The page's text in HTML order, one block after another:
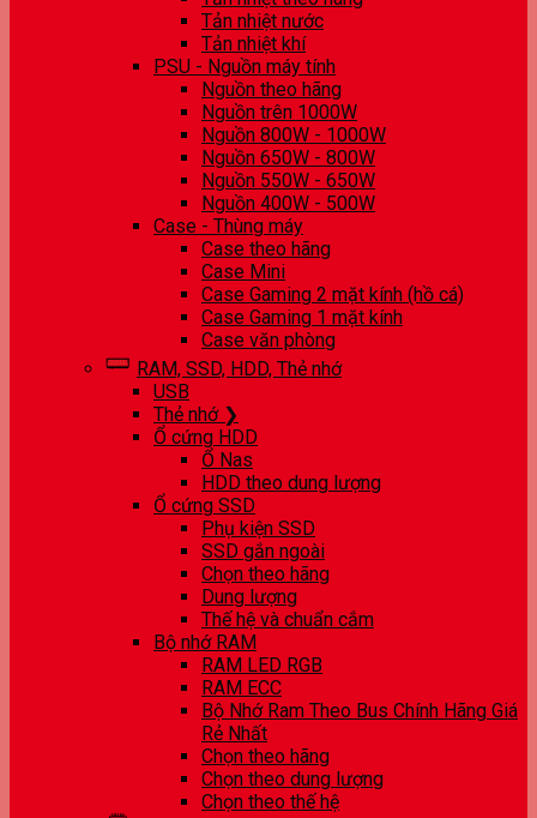
Tản nhiệt nước
Tản nhiệt khí
PSU - Nguồn máy tính
Nguồn theo hãng
Nguồn trên 1000W
Nguồn 800W - 1000W
Nguồn 650W - 800W
Nguồn 550W - 650W
Nguồn 400W - 500W
Case - Thùng máy
Case theo hãng
Case Mini
Case Gaming 2 mặt kính (hồ cá)
Case Gaming 1 mặt kính
Case văn phòng
RAM, SSD, HDD, Thẻ nhớ
USB
Thẻ nhớ ❯
Ổ cứng HDD
Ổ Nas
HDD theo dung lượng
Ổ cứng SSD
Phụ kiện SSD
SSD gắn ngoài
Chọn theo hãng
Dung lượng
Thế hệ và chuẩn cắm
Bộ nhớ RAM
RAM LED RGB
RAM ECC
Bộ Nhớ Ram Theo Bus Chính Hãng Giá
Rẻ Nhất
Chọn theo hãng
Chọn theo dung lượng
Chọn theo thế hệ